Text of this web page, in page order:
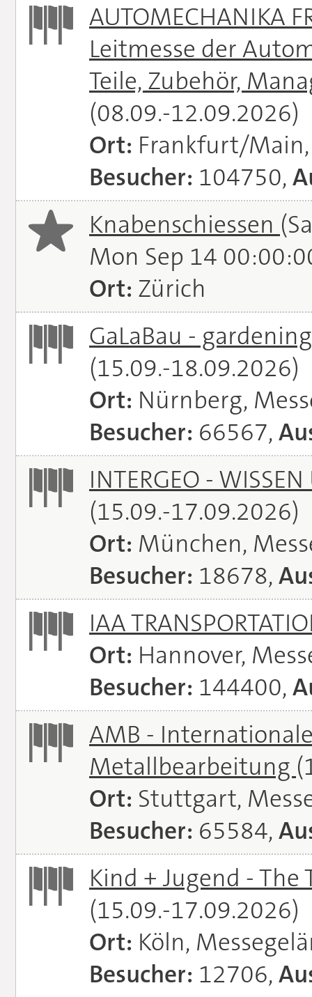
AUTOMECHANIKA
Leitmesse der
Teile, Zubehör,
(08.09.-12.09.2026)
Ort: Frankfurt/
Besucher: 104750,
Knabenschiessen
Mon Sep 14
Ort: Zürich
GaLaBau -
(15.09.-18.09.2026)
Ort: Nürnberg,
Besucher: 66567,
INTERGEO -
(15.09.-17.09.2026)
Ort: München,
Besucher: 18678,
IAA
Ort: Hannover,
Besucher: 144400,
AMB -
Metallbearbeitung
Ort: Stuttgart,
Besucher: 65584,
Kind + Jugend - The
(15.09.-17.09.2026)
Ort: Köln,
Besucher: 12706,